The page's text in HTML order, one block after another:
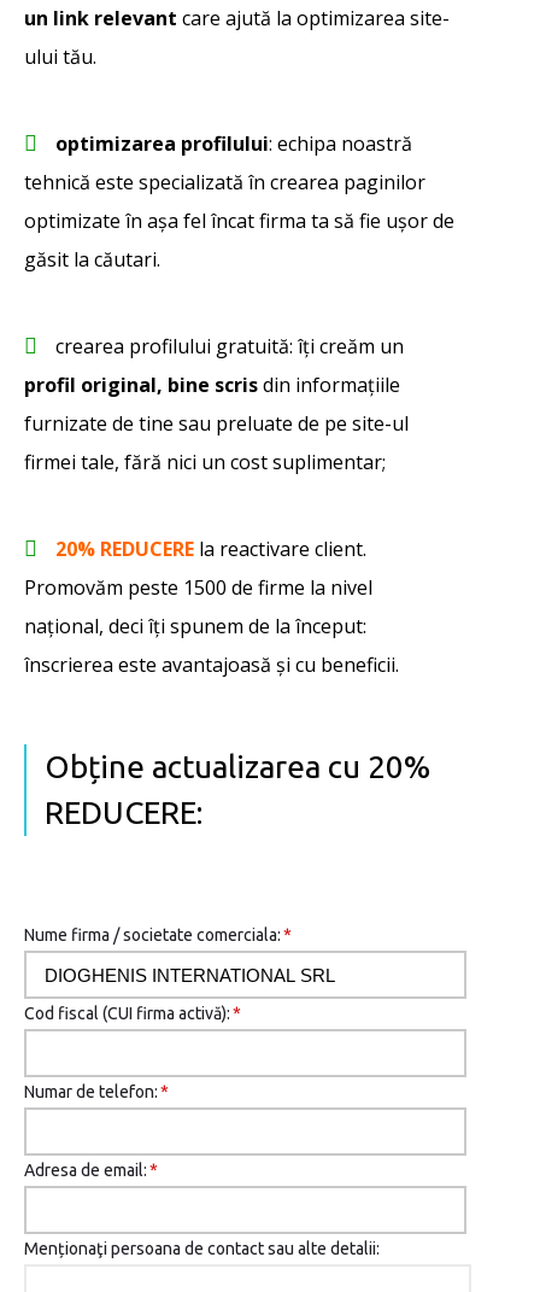
un link relevant care ajută la optimizarea site-
ului tău.
optimizarea profilului: echipa noastră
tehnică este specializată în crearea paginilor
optimizate în așa fel încat firma ta să fie ușor de
găsit la căutari.
crearea profilului gratuită: îți creăm un
profil original, bine scrisdin informațiile
furnizate de tine sau preluate de pe site-ul
firmei tale, fără nici un cost suplimentar;
20% REDUCERE la reactivare client.
Promovăm peste 1500 de firme la nivel
național, deci îţi spunem de la început:
înscrierea este avantajoasă şi cu beneficii.
Obține actualizarea cu 20%
REDUCERE:
Nume firma / societate comerciala:*
Cod fiscal (CUI firma activă):*
Numar de telefon:*
Adresa de email:*
Menționaţi persoana de contact sau alte detalii: